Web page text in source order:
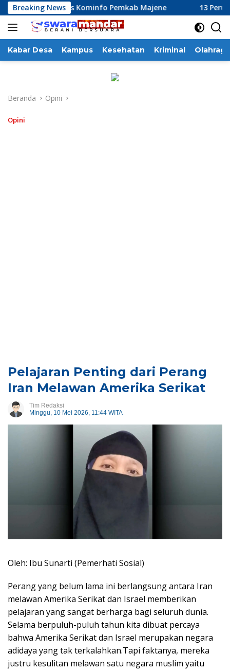
Langsung
ke
konten
Breaking News
Dinas Kominfo Pemkab Majene 13 Perusahaan
Kabar Desa Kampus Kesehatan Kriminal Olahraga
Beranda Opini
Opini
Pelajaran Penting dari Perang
Iran Melawan Amerika Serikat
Tim Redaksi
Minggu, 10 Mei 2026, 11:44 WITA
Oleh: Ibu Sunarti (Pemerhati Sosial)
Perang yang belum lama ini berlangsung antara Iran
melawan Amerika Serikat dan Israel memberikan
pelajaran yang sangat berharga bagi seluruh dunia.
Selama berpuluh-puluh tahun kita dibuat percaya
bahwa Amerika Serikat dan Israel merupakan negara
adidaya yang tak terkalahkan.Tapi faktanya, mereka
justru kesulitan melawan satu negara muslim yaitu